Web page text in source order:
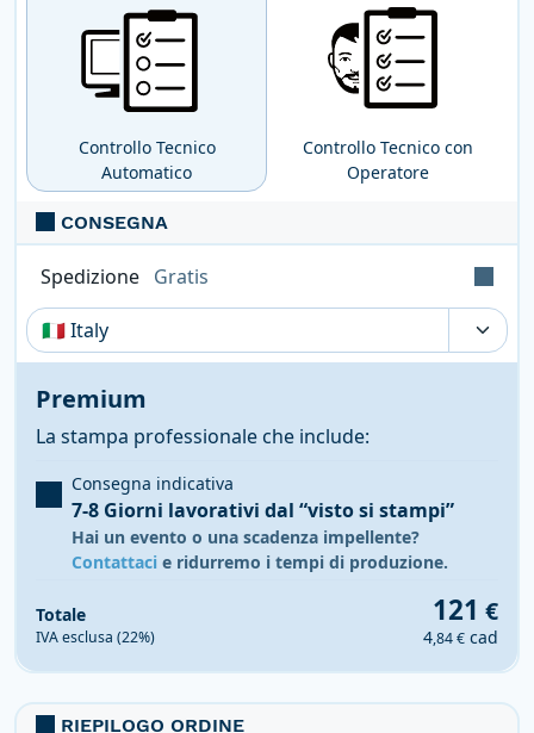
Controllo Tecnico
Automatico
Controllo Tecnico con
Operatore
file pdf: controllo delle dimensioni e dei
font; conversione nel profilo di stampa
CMYK se presenti metodi differenti (RGB,
Pantoni, etc ...).
CONSEGNA
Spedizione Gratis
Tempi, costi e tasse possono variare a seconda
della regione e dei prodotti nel carrello
Premium
La stampa professionale che include:
Consegna indicativa
7-8 Giorni lavorativi dal “visto si stampi”
Hai un evento o una scadenza impellente?
Contattacie ridurremo i tempi di produzione.
Totale
IVA esclusa (22%)
121 €
4,84 € cad
RIEPILOGO ORDINE